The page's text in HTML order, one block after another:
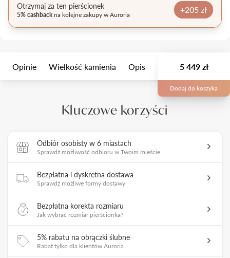
Otrzymaj za ten pierścionek
5% cashbackna kolejne zakupy w Auroria +205 zł
Opinie Wielkość kamienia Opis Opakowanie
5 449 zł
Dodaj do koszyka
Kluczowe korzyści
Odbiór osobisty w 6 miastach
Sprawdź możliwość odbioru w Twoim mieście
Bezpłatna i dyskretna dostawa
Sprawdź możliwe formy dostawy
Bezpłatna korekta rozmiaru
Jak wybrać rozmiar pierścionka?
5% rabatu na obrączki ślubne
Rabat tylko dla klientów Auroria